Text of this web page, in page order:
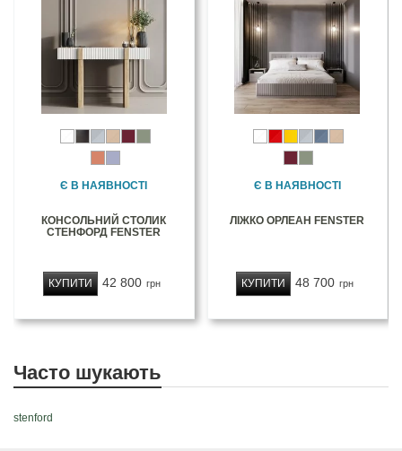
Є В НАЯВНОСТІ
КОНСОЛЬНИЙ СТОЛИК
СТЕНФОРД FENSTER
42 800 грн
КУПИТИ
Є В НАЯВНОСТІ
ЛІЖКО ОРЛЕАН FENSTER
48 700 грн
КУПИТИ
Часто шукають
stenford